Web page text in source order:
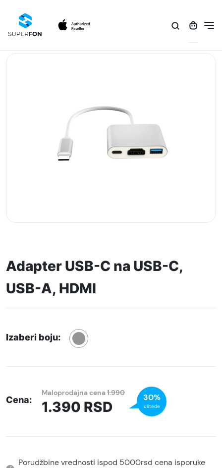
Adapter USB-C na USB-C,
USB-A, HDMI
Izaberi boju:
Cena:
Maloprodajna cena1.990
1.390 RSD
30%
uštede
Porudžbine vrednosti ispod 5000rsd cena isporuke